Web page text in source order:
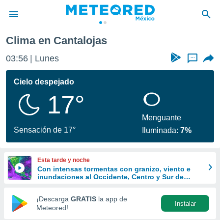
de
ha sido
calidad.
a este
las
y
forma
digital
basada
Clima en Cantalojas
03:56 Lunes ...
Cielo despejado
17°
Sensación de 17°
Menguante
Iluminada:7%
Esta tarde y noche
Con intensas tormentas con granizo, viento e
inundaciones al Occidente, Centro y Sur de
¡Descarga GRATIS la app de
Meteored!
Instalar